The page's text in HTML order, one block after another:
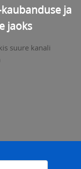
ja
jaoks
suure kanali